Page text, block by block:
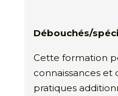
Débouchés/
Cette formation
connaissances
pratiques